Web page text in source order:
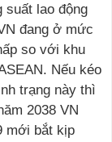
suất lao động
đang ở mức
so với khu
Nếu kéo
trạng này thì
2038 VN
mới bắt kịp